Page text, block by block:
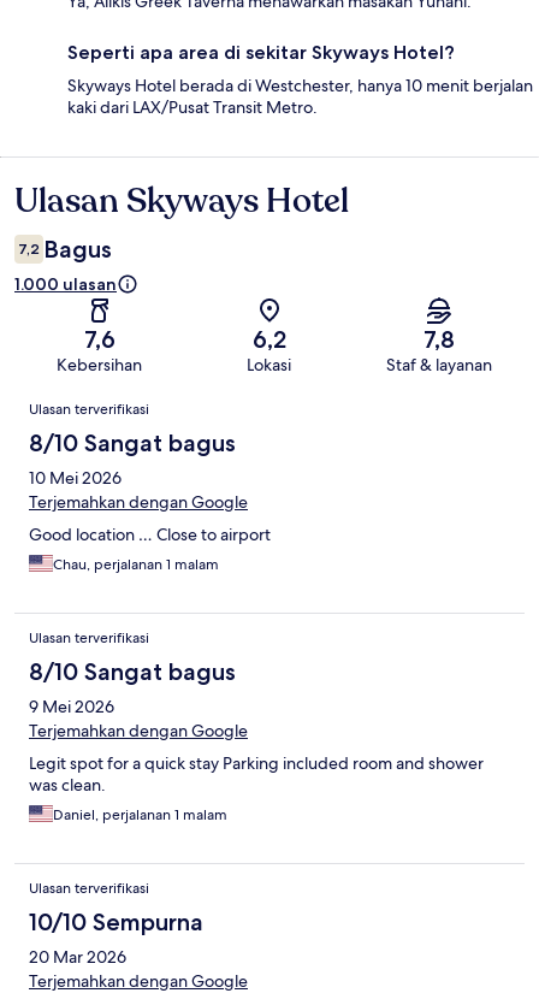
Seperti apa area di sekitar Skyways Hotel?
Skyways Hotel berada di Westchester, hanya 10 menit berjalan
kaki dari LAX/Pusat Transit Metro.
Ulasan
Ulasan Skyways Hotel
7,2 Bagus
1.000 ulasan
7,6
Kebersihan
6,2
Lokasi
7,8
Staf & layanan
Ulasan
Ulasan terverifikasi
8/10 Sangat bagus
10 Mei 2026
Terjemahkan dengan Google
Good location … Close to airport
Chau, perjalanan 1 malam
Ulasan terverifikasi
8/10 Sangat bagus
9 Mei 2026
Terjemahkan dengan Google
Legit spot for a quick stay Parking included room and shower
was clean.
Daniel, perjalanan 1 malam
Ulasan terverifikasi
10/10 Sempurna
20 Mar 2026
Terjemahkan dengan Google